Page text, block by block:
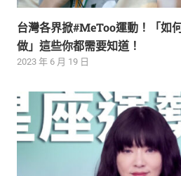
台灣各界掀#MeToo運動！「如
做」這些你都需要知道！
2023 年 6 月 19 日